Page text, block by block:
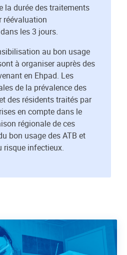
la durée des traitements
réévaluation
les 3 jours.
au bon usage
à organiser auprès des
en Ehpad. Les
de la prévalence des
des résidents traités par
en compte dans le
régionale de ces
bon usage des ATB et
risque infectieux.